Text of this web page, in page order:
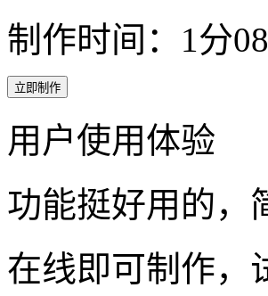
制作时间：1分
立即制作
用户使用体验
功能挺好用的，
在线即可制作，